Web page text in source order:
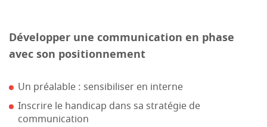
Développer une communication en phase
avec son positionnement
Un préalable : sensibiliser en interne
Inscrire le handicap dans sa stratégie de
communication